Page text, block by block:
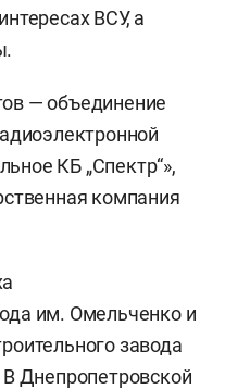
ВСУ, а
— объединение
КБ „Спектр“»,
компания
им. Омельченко и
завода
Днепропетровской